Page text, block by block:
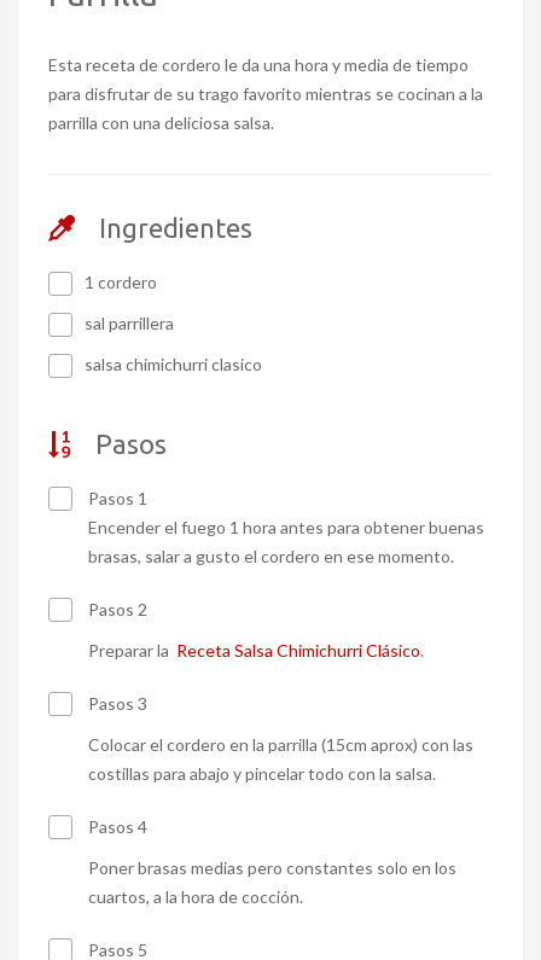
Esta receta de cordero le da una hora y media de tiempo
para disfrutar de su trago favorito mientras se cocinan a la
parrilla con una deliciosa salsa.
Ingredientes
1 cordero
sal parrillera
salsa chimichurri clasico
Pasos
Pasos 1
Encender el fuego 1 hora antes para obtener buenas
brasas, salar a gusto el cordero en ese momento.
Pasos 2
Preparar la Receta Salsa Chimichurri Clásico.
Pasos 3
Colocar el cordero en la parrilla (15cm aprox) con las
costillas para abajo y pincelar todo con la salsa.
Pasos 4
Poner brasas medias pero constantes solo en los
cuartos, a la hora de cocción.
Pasos 5